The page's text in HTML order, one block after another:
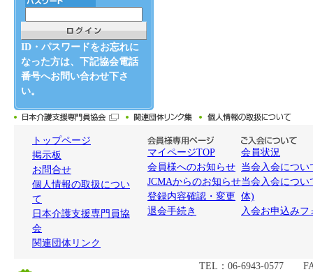
ID・パスワードをお忘れに
なった方は、下記協会電話
番号へお問い合わせ下さ
い。
トップページ
掲示板
お問合せ
個人情報の取扱につい
て
日本介護支援専門員協
会
関連団体リンク
マイページTOP
会員様へのお知らせ
JCMAからのお知らせ
登録内容確認・変更
退会手続き
会員状況
当会入会につい
当会入会につい
体)
入会お申込みフ
TEL：06-6943-0577